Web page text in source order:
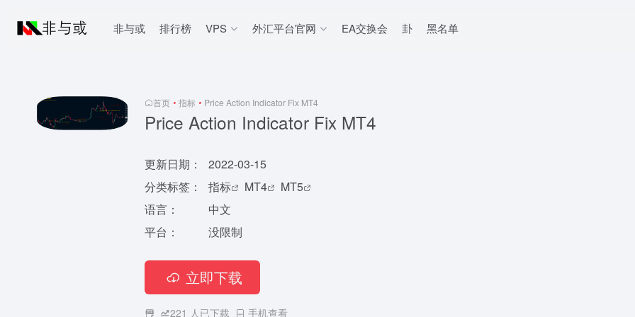
非与或 排行榜 VPS 外汇平台官网 EA交换会 卦 黑名单
首页 • 指标 • Price Action Indicator Fix MT4
Price Action Indicator Fix MT4
更新日期：
2022-03-15
分类标签：
指标 MT4
MT5
语言：
中文
平台：
没限制
立即下载
221 人已下载 手机查看